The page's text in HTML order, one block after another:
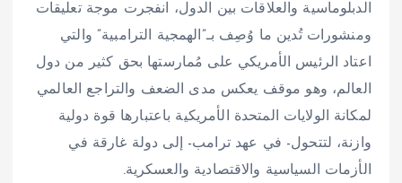
الدبلوماسية والعلاقات بين الدول، انفجرت موجة تعليقات
ومنشورات تُدين ما وُصِف بـ”الهمجية الترامبية” والتي
اعتاد الرئيس الأمريكي على مُمارستها بحق كثير من دول
العالم، وهو موقف يعكس مدى الضعف والتراجع العالمي
لمكانة الولايات المتحدة الأمريكية باعتبارها قوة دولية
وازنة، لتتحول- في عهد ترامب- إلى دولة غارقة في
الأزمات السياسية والاقتصادية والعسكرية.